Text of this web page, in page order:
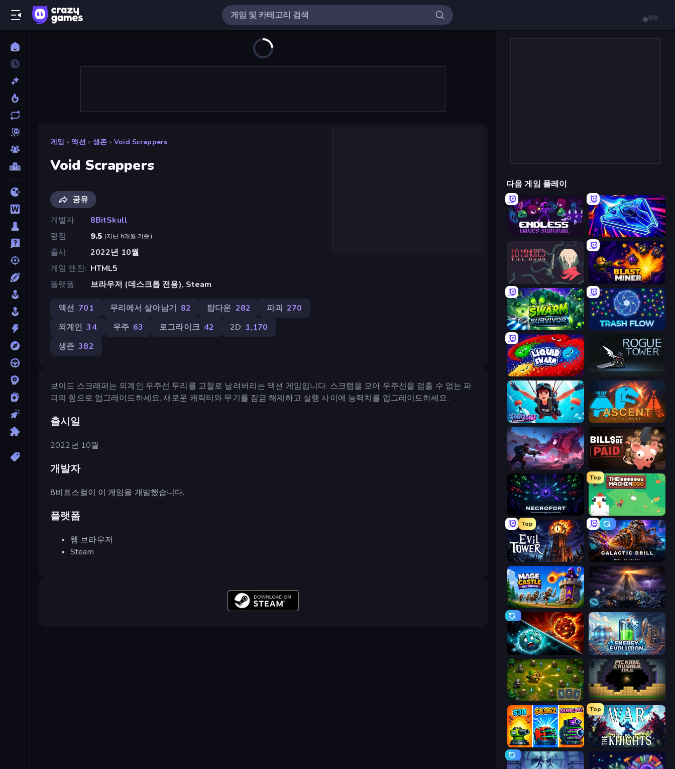
게임 » 액션 » 생존 » Void Scrappers
Void Scrappers
공유
개발자
8BitSkull
평점
9.5 (지난 6개월 기준)
출시
2022년 10월
게임 엔진
HTML5
플랫폼
브라우저 (데스크톱 전용), Steam
액션 701 무리에서 살아남기 82 탑다운 282 파괴 270
외계인 34 우주 63 로그라이크 42 2D 1,170
생존 382
보이드 스크래퍼는 외계인 우주선 무리를 고철로 날려버리는 액션 게임입니다. 스크랩을 모아 우주선을 멈출 수 없는 파
괴의 힘으로 업그레이드하세요. 새로운 캐릭터와 무기를 잠금 해제하고 실행 사이에 능력치를 업그레이드하세요.
출시일
2022년 10월
개발자
8비트스컬이 이 게임을 개발했습니다.
플랫폼
웹 브라우저
Steam
다음 게임 플레이
Endless Waves Survival Stellar Swarm
10 Minutes Till Dawn Blast Miner
Swarm Survivor Trash Flow
Liquid Swarm Rogue Tower
Fortzone Battle Royale Ascent of Echoes
Grimdark Survivors Bills Must Be Paid
Necrofort
Top
The MachinEGG
Top
Evil Tower Galactic Drill
Mage Castle Idle Defense The Last Lighthouse
PlanetCrush 2 Energy Evolution
Tiny Ranger Pickaxe Crusher Idle
Pumpkin Defense: Merge Cannon
Top
War the Knights